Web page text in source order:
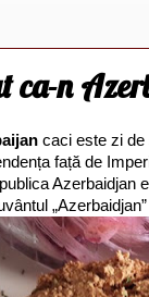
ca-n
caci este zi de
față de
Azerbaidjan